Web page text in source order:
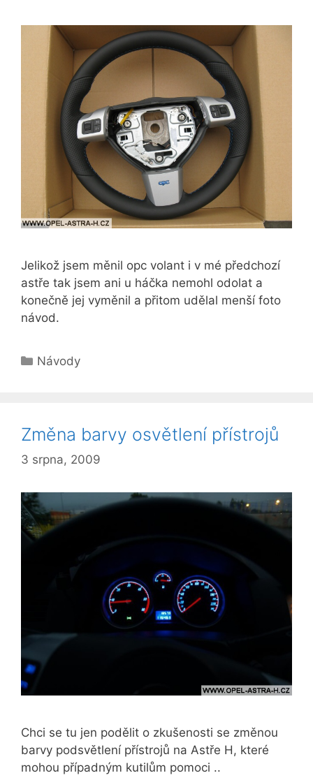
Jelikož jsem měnil opc volant i v mé předchozí
astře tak jsem ani u háčka nemohl odolat a
konečně jej vyměnil a přitom udělal menší foto
návod.
Rubriky
Návody
Změna barvy osvětlení přístrojů
3 srpna, 2009
Chci se tu jen podělit o zkušenosti se změnou
barvy podsvětlení přístrojů na Astře H, které
mohou případným kutilům pomoci ..